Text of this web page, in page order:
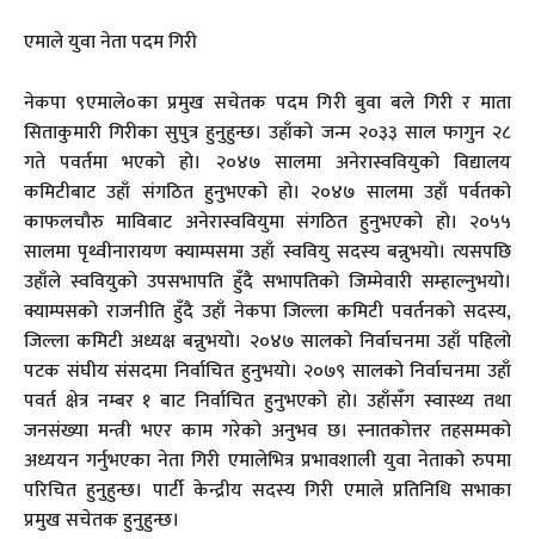
एमाले युवा नेता पदम गिरी
नेकपा ९एमाले०का प्रमुख सचेतक पदम गिरी बुवा बले गिरी र माता
सिताकुमारी गिरीका सुपुत्र हुनुहुन्छ। उहाँको जन्म २०३३ साल फागुन २८
गते पवर्तमा भएको हो। २०४७ सालमा अनेरास्ववियुको विद्यालय
कमिटीबाट उहाँ संगठित हुनुभएको हो। २०४७ सालमा उहाँ पर्वतको
काफलचौरु माविबाट अनेरास्ववियुमा संगठित हुनुभएको हो। २०५५
सालमा पृथ्वीनारायण क्याम्पसमा उहाँ स्ववियु सदस्य बन्नुभयो। त्यसपछि
उहाँले स्ववियुको उपसभापति हुँदै सभापतिको जिम्मेवारी सम्हाल्नुभयो।
क्याम्पसको राजनीति हुँदै उहाँ नेकपा जिल्ला कमिटी पवर्तनको सदस्य,
जिल्ला कमिटी अध्यक्ष बन्नुभयो। २०४७ सालको निर्वाचनमा उहाँ पहिलो
पटक संघीय संसदमा निर्वाचित हुनुभयो। २०७९ सालको निर्वाचनमा उहाँ
पवर्त क्षेत्र नम्बर १ बाट निर्वाचित हुनुभएको हो। उहाँसँग स्वास्थ्य तथा
जनसंख्या मन्त्री भएर काम गरेको अनुभव छ। स्नातकोत्तर तहसम्मको
अध्ययन गर्नुभएका नेता गिरी एमालेभित्र प्रभावशाली युवा नेताको रुपमा
परिचित हुनुहुन्छ। पार्टी केन्द्रीय सदस्य गिरी एमाले प्रतिनिधि सभाका
प्रमुख सचेतक हुनुहुन्छ।